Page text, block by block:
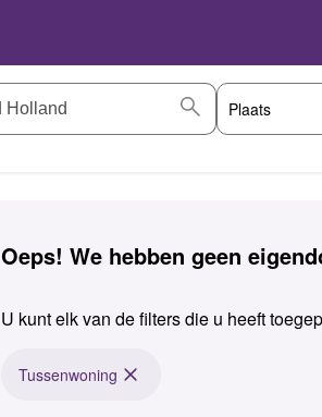
Oeps! We hebben geen
U kunt elk van de filters die u heeft
Tussenwoning